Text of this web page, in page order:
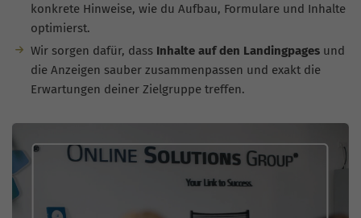
konkrete Hinweise, wie du Aufbau, Formulare und Inhalte
optimierst.
Wir sorgen dafür, dass Inhalte auf den Landingpagesund
die Anzeigen sauber zusammenpassen und exakt die
Erwartungen deiner Zielgruppe treffen.